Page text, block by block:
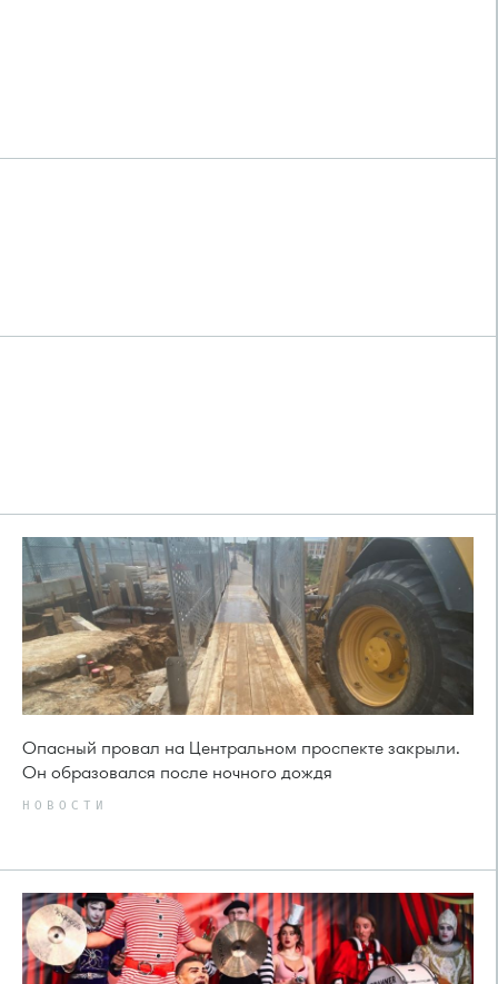
Опасный провал на Центральном проспекте закрыли.
Он образовался после ночного дождя
НОВОСТИ